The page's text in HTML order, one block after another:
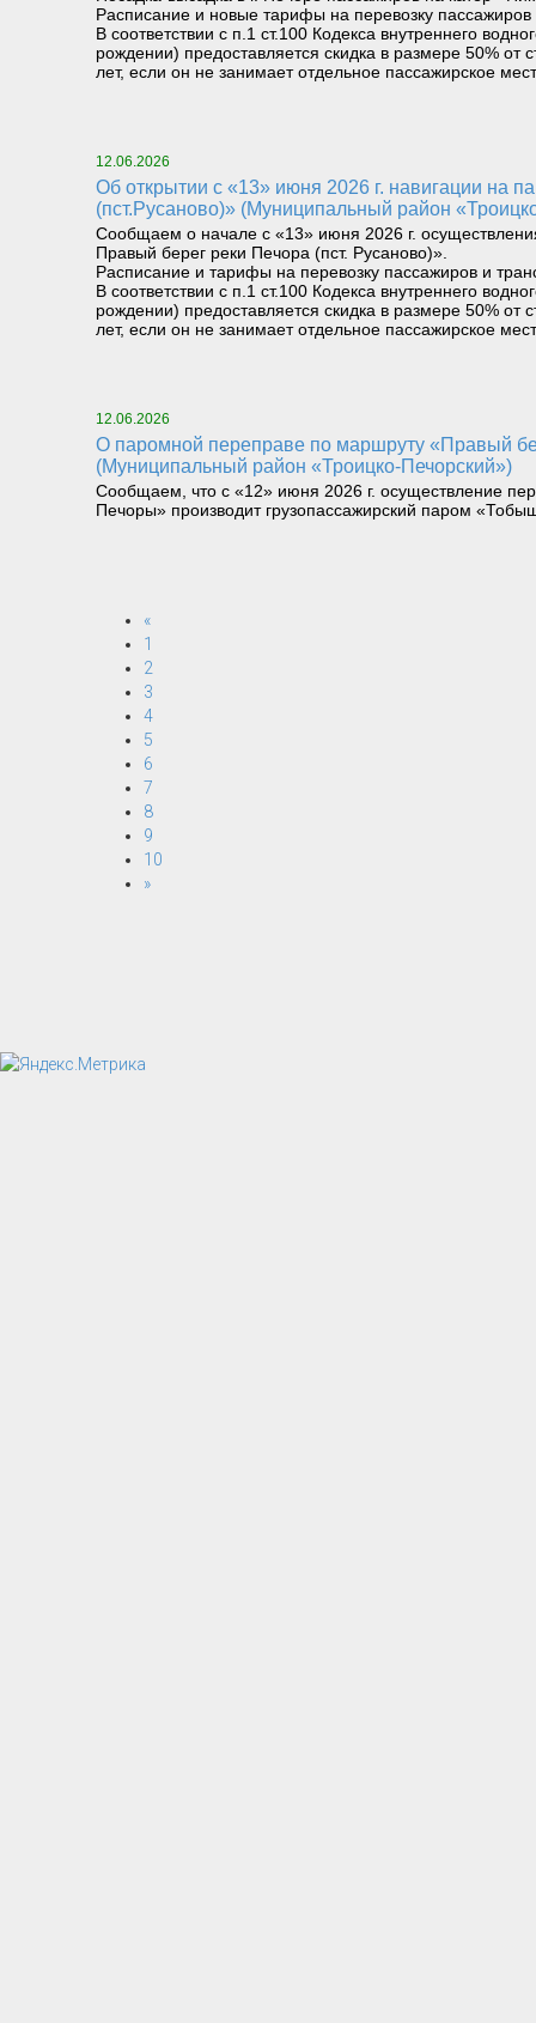
Расписание и новые тарифы на перевозку
В соответствии с п.1 ст.100 Кодекса внутреннего
рождении) предоставляется скидка в размере 50% от
лет, если он не занимает отдельное пассажирское
12.06.2026
Об открытии с «13» июня 2026 г. навигации на паромном маршруте «Левый берег реки Печора (Троицко-Печорск) – Правый берег реки Печора
(пст.Русаново)» (Муниципальный район
Сообщаем о начале с «13» июня 2026 г.
Правый берег реки Печора (пст. Русаново)».
Расписание и тарифы на перевозку пассажиров и
В соответствии с п.1 ст.100 Кодекса внутреннего
рождении) предоставляется скидка в размере 50% от
лет, если он не занимает отдельное пассажирское
12.06.2026
О паромной переправе по маршруту «Правый берег реки Илыч пст. Усть-Илыч – Левый берег реки Илыч пст. Палью – Левый берег Печоры»
(Муниципальный район «Троицко-Печорский»)
Сообщаем, что с «12» июня 2026 г. осуществление
Печоры» производит грузопассажирский паром
«
1
2
3
4
5
6
7
8
9
10
»